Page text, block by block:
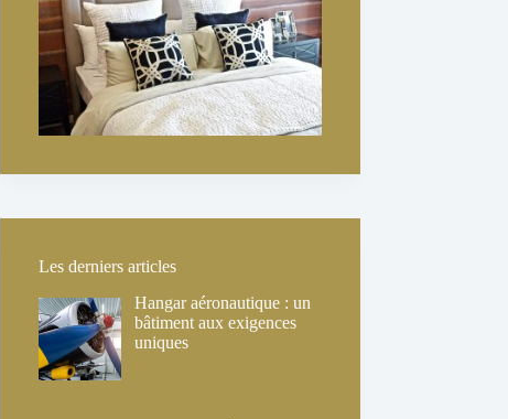
Les derniers articles
Hangar aéronautique : un
bâtiment aux exigences
uniques